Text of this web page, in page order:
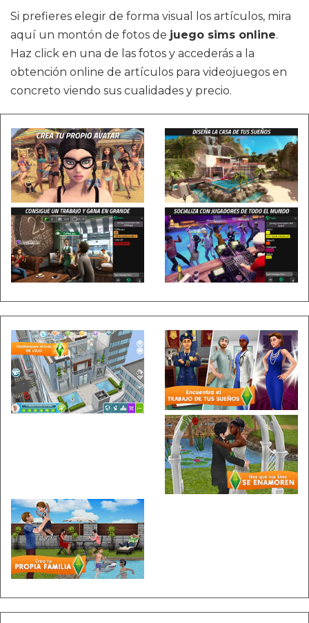
Si prefieres elegir de forma visual los artículos, mira
aquí un montón de fotos de juego sims online.
Haz click en una de las fotos y accederás a la
obtención online de artículos para videojuegos en
concreto viendo sus cualidades y precio.